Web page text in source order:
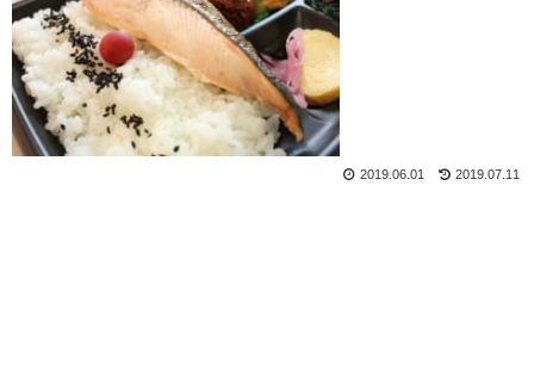
2019.07.11
2019.06.01